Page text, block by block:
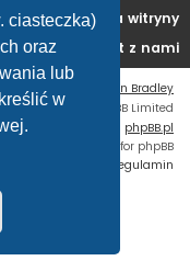
ciasteczka)
oraz
lub
w
Usuń ciasteczka witryny
Kontakt z nami
Flat Style by
Ian Bradley
Software © phpBB Limited
językowy dostarcza phpBB.pl
extension for phpBB
Regulamin